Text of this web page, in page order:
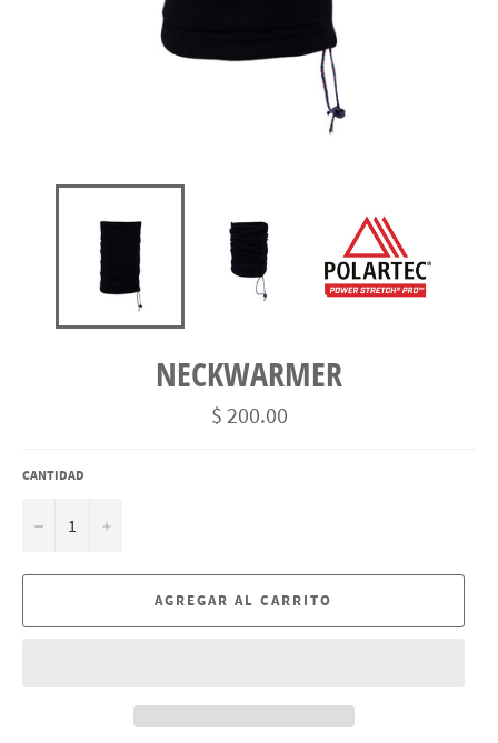
NECKWARMER
Precio
habitual
$ 200.00
CANTIDAD
− +
AGREGAR AL CARRITO